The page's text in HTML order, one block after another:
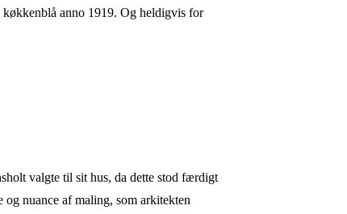
køkkenblå anno 1919. Og heldigvis for
valgte til sit hus, da dette stod færdigt
nuance af maling, som arkitekten